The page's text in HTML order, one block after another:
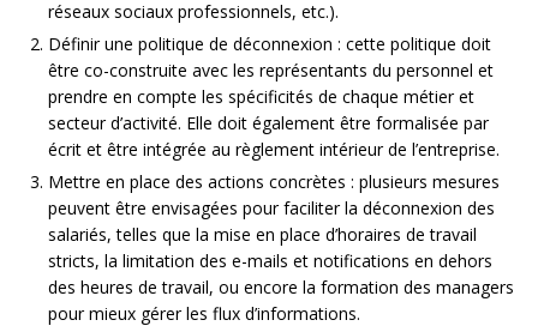
réseaux sociaux professionnels, etc.).
Définir une politique de déconnexion : cette politique doit
être co-construite avec les représentants du personnel et
prendre en compte les spécificités de chaque métier et
secteur d’activité. Elle doit également être formalisée par
écrit et être intégrée au règlement intérieur de l’entreprise.
Mettre en place des actions concrètes : plusieurs mesures
peuvent être envisagées pour faciliter la déconnexion des
salariés, telles que la mise en place d’horaires de travail
stricts, la limitation des e-mails et notifications en dehors
des heures de travail, ou encore la formation des managers
pour mieux gérer les flux d’informations.